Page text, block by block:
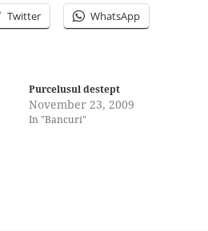
Twitter WhatsApp
Purcelusul destept
November 23, 2009
In "Bancuri"